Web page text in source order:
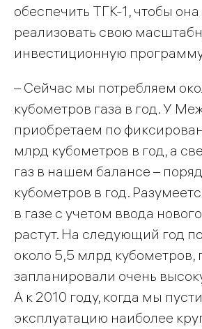
обеспечить ТГК-1, чтобы
реализовать свою
инвестиционную
– Сейчас мы потребляем
кубометров газа в год. У
приобретаем по
млрд кубометров в год, а
газ в нашем балансе –
кубометров в год.
в газе с учетом ввода
растут. На следующий год
около 5,5 млрд кубометров,
запланировали очень
А к 2010 году, когда мы
эксплуатацию наиболее